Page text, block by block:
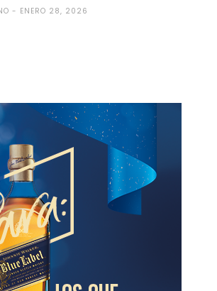
ENERO 28, 2026